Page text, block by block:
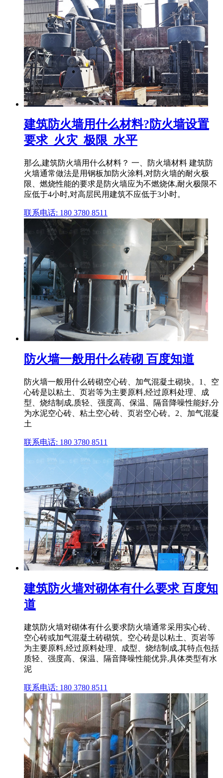
建筑防火墙用什么材料?防火墙设置
要求_火灾_极限_水平
那么,建筑防火墙用什么材料？ 一、防火墙材料 建筑防
火墙通常做法是用钢板加防火涂料,对防火墙的耐火极
限、燃烧性能的要求是防火墙应为不燃烧体,耐火极限不
应低于4小时,对高层民用建筑不应低于3小时。
联系电话: 180 3780 8511
防火墙一般用什么砖砌 百度知道
防火墙一般用什么砖砌空心砖、加气混凝土砌块。1、空
心砖是以粘土、页岩等为主要原料,经过原料处理、成
型、烧结制成,质轻、强度高、保温、隔音降噪性能好,分
为水泥空心砖、粘土空心砖、页岩空心砖。2、加气混凝
土
联系电话: 180 3780 8511
建筑防火墙对砌体有什么要求 百度知
道
建筑防火墙对砌体有什么要求防火墙通常采用实心砖、
空心砖或加气混凝土砖砌筑。空心砖是以粘土、页岩等
为主要原料,经过原料处理、成型、烧结制成,其特点包括
质轻、强度高、保温、隔音降噪性能优异,具体类型有水
泥
联系电话: 180 3780 8511